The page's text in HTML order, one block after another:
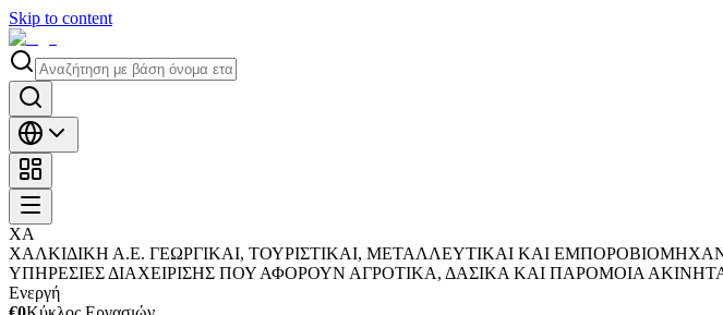
Skip to content
ΧΑ
ΧΑΛΚΙΔΙΚΗ Α.Ε. ΓΕΩΡΓΙΚΑΙ, ΤΟΥΡΙΣΤΙΚΑΙ, ΜΕΤΑΛΛΕΥΤΙΚΑΙ ΚΑΙ
ΥΠΗΡΕΣΙΕΣ ΔΙΑΧΕΙΡΙΣΗΣ ΠΟΥ ΑΦΟΡΟΥΝ ΑΓΡΟΤΙΚΑ, ΔΑΣΙΚΑ ΚΑΙ ΠΑΡΟΜΟΙΑ
Ενεργή